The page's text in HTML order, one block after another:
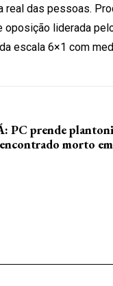
real das pessoas.
oposição liderada
escala 6×1 com
PC prende
morto